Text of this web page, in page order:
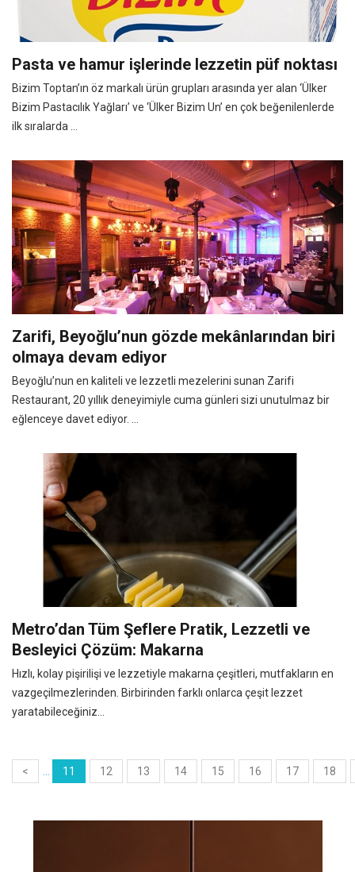
Pasta ve hamur işlerinde lezzetin püf noktası
Bizim Toptan’ın öz markalı ürün grupları arasında yer alan ‘Ülker
Bizim Pastacılık Yağları’ ve ‘Ülker Bizim Un’ en çok beğenilenlerde
ilk sıralarda ...
Zarifi, Beyoğlu’nun gözde mekânlarından biri
olmaya devam ediyor
Beyoğlu’nun en kaliteli ve lezzetli mezelerini sunan Zarifi
Restaurant, 20 yıllık deneyimiyle cuma günleri sizi unutulmaz bir
eğlenceye davet ediyor. ...
Metro’dan Tüm Şeflere Pratik, Lezzetli ve
Besleyici Çözüm: Makarna
Hızlı, kolay pişirilişi ve lezzetiyle makarna çeşitleri, mutfakların en
vazgeçilmezlerinden. Birbirinden farklı onlarca çeşit lezzet
yaratabileceğiniz...
< 11 12 13 14 15 16 17 18